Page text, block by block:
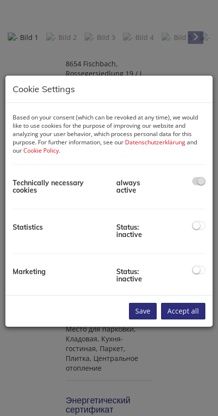
8654 Fischbach,
Rossegersiedlung 19 / I
Описание
Wir weisen darauf hin,
dass zwischen dem
Vermittler und dem zu
vermittelnden Dritten ein
Der Immobilienmakler
Mесто для парковки
Кладовая Кухня-
гостиная Паркет
Плитка Центральное
отопление
Энергетический
сертификат
Cookie Settings
Based on your consent (which can be revoked at any time), we would
like to use cookies for the purpose of improving our website and
analyzing your user behavior, which process personal data for this
purpose. For further information, see our Datenschutzerklärungand
ourCookie Policy.
Technically necessary
cookies
always
active
Statistics
Status:
inactive
Marketing
Status:
inactive
Save Accept all